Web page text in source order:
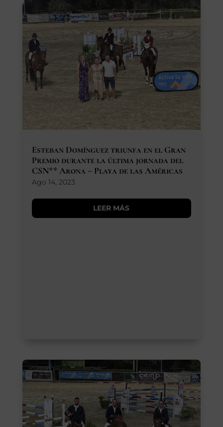
Esteban Domínguez triunfa en el Gran
Premio durante la última jornada del
CSN** Arona – Playa de las Américas
Ago 14, 2023
LEER MÁS